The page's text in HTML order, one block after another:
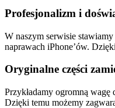
Profesjonalizm i
W naszym serwisie
naprawach iPhone’ów.
Oryginalne części
Przykładamy ogromną
Dzięki temu możemy